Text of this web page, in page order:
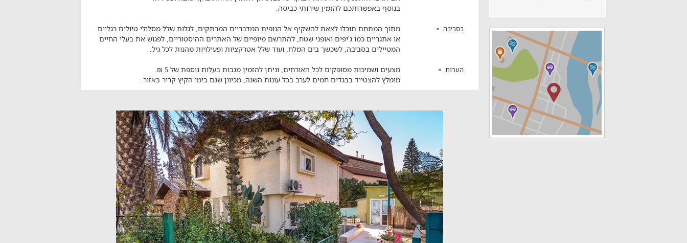
בנוסף באפשרותכם להזמין שירותי כביסה.
בסביבה
מתוך המתחם תוכלו לצאת להשקיף אל הנופים המדבריים המרתקים, לגלות שלל מסלולי טיולים רגליים
או אתגריים כמו ג'יפים ואופני שטח, להתרשם מיופיים של האתרים ההיסטוריים, לפגוש את בעלי החיים
המטיילים בסביבה, לשכשך בים המלח, ועוד שלל אטרקציות ופעילויות מהנות לכל גיל.
הערות
מצעים ושמיכות מסופקים לכל האורחים, וניתן להזמין מגבות בעלות נוספת של 5 ₪.
מומלץ להצטייד בבגדים חמים לערב בכל עונות השנה, מכיוון שגם בימי הקיץ קריר באזור.